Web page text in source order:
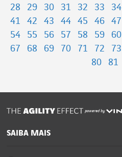
28
29 30 31 32 33 34
41
42 43 44 45 46 47
54
55 56 57 58 59 60
67
68 69 70 71 72 73
80
81
powered by
SAIBA MAIS